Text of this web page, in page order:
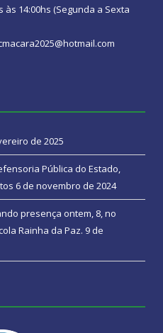
14:00hs (Segunda a Sexta
de 2025
Pública do Estado,
6 de novembro de 2024
presença ontem, 8, no
Rainha da Paz. 9 de